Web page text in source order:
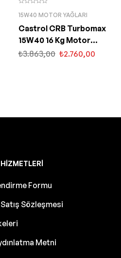
15W40 MOTOR YAĞLARI
Castrol CRB Turbomax
15W40 16 Kg Motor
Yağı
₺3.863,00 ₺2.760,00
Formu
Sözleşmesi
Metni